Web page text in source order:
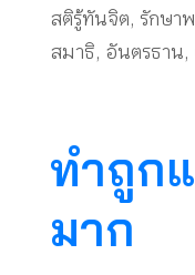
สติรู้ทันจิต, รักษา
สมาธิ, อันตรธาน,
ทำถูก
มาก